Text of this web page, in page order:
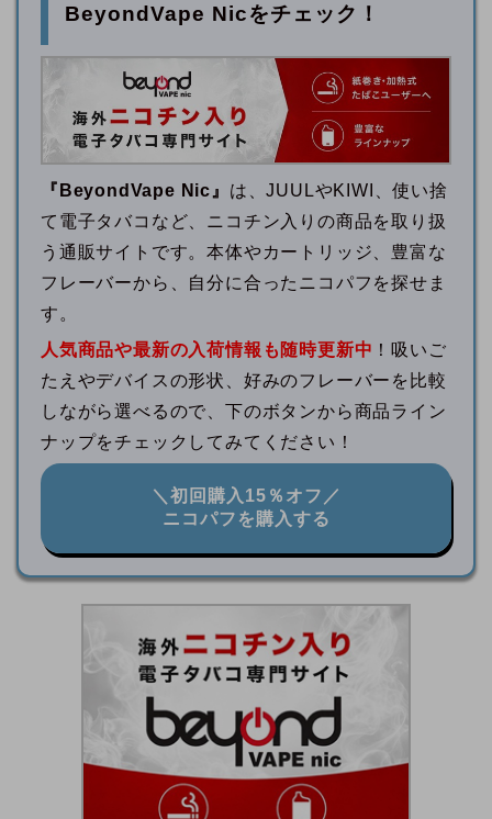
BeyondVape Nicをチェック！
『BeyondVape Nic』 は、JUULやKIWI、使い捨
て電子タバコなど、ニコチン入りの商品を取り扱
う通販サイトです。本体やカートリッジ、豊富な
フレーバーから、自分に合ったニコパフを探せま
す。
人気商品や最新の入荷情報も随時更新中 ！吸いご
たえやデバイスの形状、好みのフレーバーを比較
しながら選べるので、下のボタンから商品ライン
ナップをチェックしてみてください！
＼初回購入15％オフ／
ニコパフを購入する